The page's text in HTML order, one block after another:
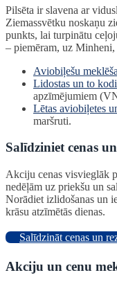
Pilsēta ir slavena ar
Ziemassvētku noskaņu
punkts, lai turpinātu
– piemēram, uz
Aviobiļešu
Lidostas un to kodi
apzīmējumiem
Lētas aviobiļetes
maršruti.
Salīdziniet cenas
Akciju cenas visvieglāk
nedēļām uz priekšu un
Norādiet izlidošanas un
krāsu atzīmētās dienas.
Salīdzināt cenas un
Akciju un cenu